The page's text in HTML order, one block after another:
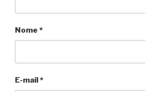
Nome *
E-mail*